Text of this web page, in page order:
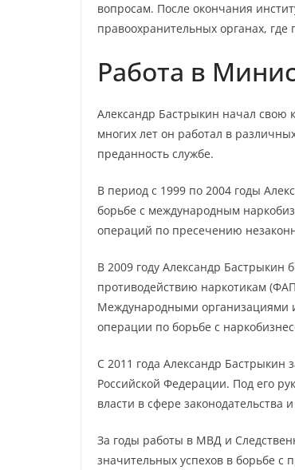
вопросам. После окончания
правоохранительных органах,
Работа в
Александр Бастрыкин начал свою
многих лет он работал в
преданность службе.
В период с 1999 по 2004 годы
борьбе с международным
операций по пресечению
В 2009 году Александр Бастрыкин
противодействию наркотикам
Международными организациями
операции по борьбе с
С 2011 года Александр Бастрыкин
Российской Федерации. Под его
власти в сфере законодательства
За годы работы в МВД и
значительных успехов в борьбе с